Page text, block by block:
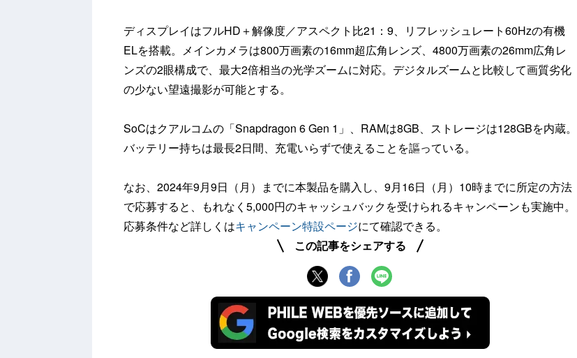
ディスプレイはフルHD＋解像度／アスペクト比21：9、リフレッシュレート60Hzの有機
ELを搭載。メインカメラは800万画素の16mm超広角レンズ、4800万画素の26mm広角レ
ンズの2眼構成で、最大2倍相当の光学ズームに対応。デジタルズームと比較して画質劣化
の少ない望遠撮影が可能とする。
SoCはクアルコムの「Snapdragon 6 Gen 1」、RAMは8GB、ストレージは128GBを内蔵。
バッテリー持ちは最長2日間、充電いらずで使えることを謳っている。
なお、2024年9月9日（月）までに本製品を購入し、9月16日（月）10時までに所定の方法
で応募すると、もれなく5,000円のキャッシュバックを受けられるキャンペーンも実施中。
応募条件など詳しくはキャンペーン特設ページにて確認できる。
この記事をシェアする